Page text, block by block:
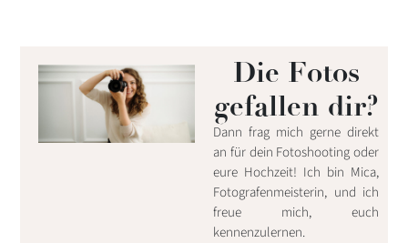
Die Fotos
gefallen dir?
Dann frag mich gerne direkt
an für dein Fotoshooting oder
eure Hochzeit! Ich bin Mica,
Fotografenmeisterin, und ich
freue mich, euch
kennenzulernen.